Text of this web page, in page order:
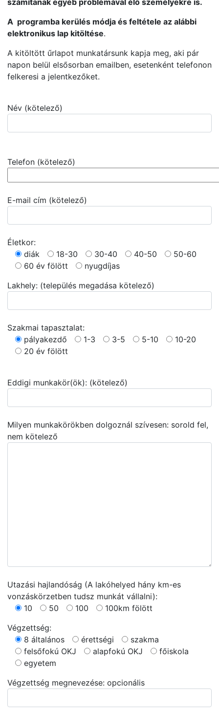
számítanak egyéb problémával élő személyekre is.
A programba kerülés módja és feltétele az alábbi
elektronikus lap kitöltése.
A kitöltött űrlapot munkatársunk kapja meg, aki pár
napon belül elsősorban emailben, esetenként telefonon
felkeresi a jelentkezőket.
Név (kötelező)
Telefon (kötelező)
E-mail cím (kötelező)
Életkor:
diák
18-30 30-40 40-50
50-60
60 év fölött
nyugdíjas
Lakhely: (település megadása kötelező)
Szakmai tapasztalat:
pályakezdő
1-3 3-5 5-10
10-20
20 év fölött
Eddigi munkakör(ök): (kötelező)
Milyen munkakörökben dolgoznál szívesen: sorold fel,
nem kötelező
Utazási hajlandóság (A lakóhelyed hány km-es
vonzáskörzetben tudsz munkát vállalni):
10
50 100
100km fölött
Végzettség:
8 általános
érettségi
szakma
felsőfokú OKJ
alapfokú OKJ
főiskola
egyetem
Végzettség megnevezése: opcionális